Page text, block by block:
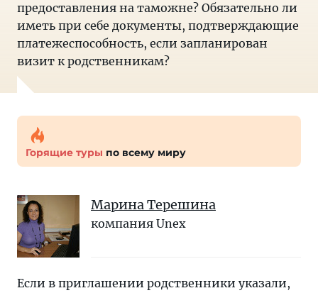
предоставления на таможне? Обязательно ли
иметь при себе документы, подтверждающие
платежеспособность, если запланирован
визит к родственникам?
Горящие туры по всему миру
Марина Терешина
компания Unex ​​
Если в приглашении родственники указали,